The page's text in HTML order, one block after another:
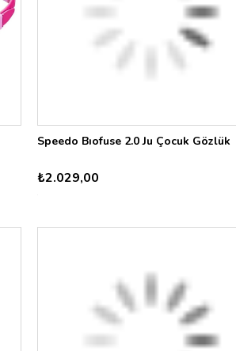
Speedo Bıofuse 2.0 Ju Çocuk Gözlük
₺2.029,00